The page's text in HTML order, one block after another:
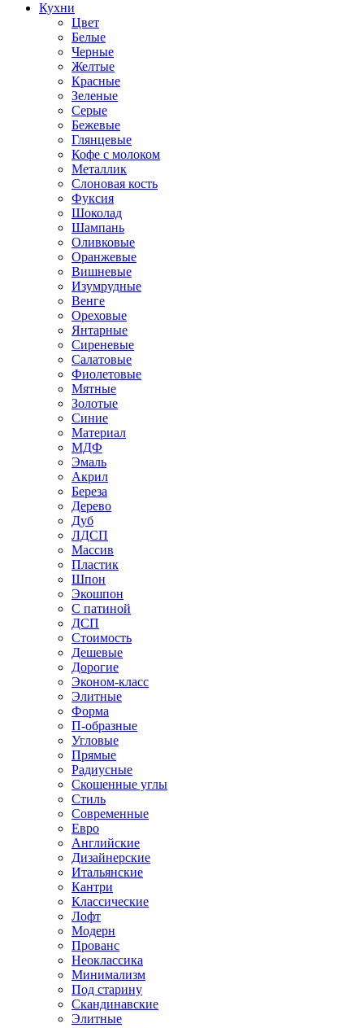
Кухни
Цвет
Белые
Черные
Желтые
Красные
Зеленые
Серые
Бежевые
Глянцевые
Кофе с молоком
Металлик
Слоновая кость
Фуксия
Шоколад
Шампань
Оливковые
Оранжевые
Вишневые
Изумрудные
Венге
Ореховые
Янтарные
Сиреневые
Салатовые
Фиолетовые
Мятные
Золотые
Синие
Материал
МДФ
Эмаль
Акрил
Береза
Дерево
Дуб
ЛДСП
Массив
Пластик
Шпон
Экошпон
С патиной
ДСП
Стоимость
Дешевые
Дорогие
Эконом-класс
Элитные
Форма
П-образные
Угловые
Прямые
Радиусные
Скошенные углы
Стиль
Современные
Евро
Английские
Дизайнерские
Итальянские
Кантри
Классические
Лофт
Модерн
Прованс
Неоклассика
Минимализм
Под старину
Скандинавские
Элитные